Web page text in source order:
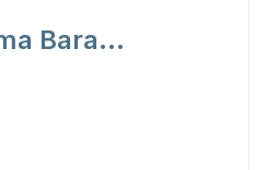
Bara...